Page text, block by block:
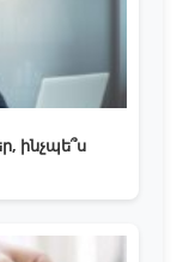
ինչպե՞ս